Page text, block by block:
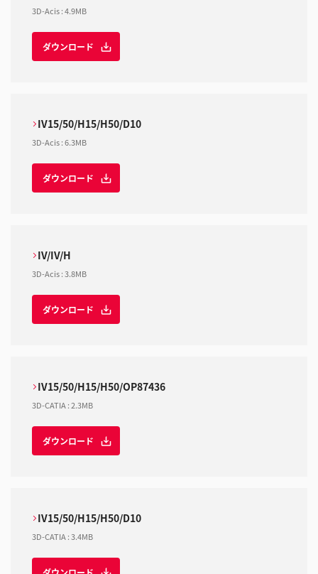
3D-Acis:4.9MB
ダウンロード
IV15/50/H15/H50/D10
3D-Acis:6.3MB
ダウンロード
IV/IV/H
3D-Acis:3.8MB
ダウンロード
IV15/50/H15/H50/OP87436
3D-CATIA :2.3MB
ダウンロード
IV15/50/H15/H50/D10
3D-CATIA :3.4MB